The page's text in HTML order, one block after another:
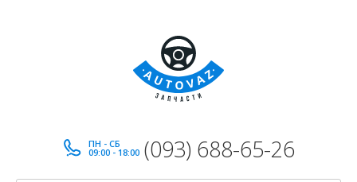
ПН - СБ
09:00 - 18:00 (093) 688-65-26